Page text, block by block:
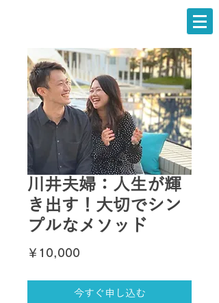
川井夫婦：人生が輝
き出す！大切でシン
プルなメソッド
￥10,000
今すぐ申し込む